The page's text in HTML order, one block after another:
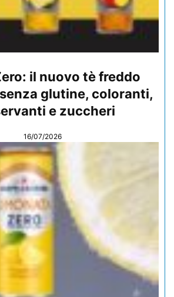
il nuovo tè freddo
senza glutine, coloranti,
e zuccheri
16/07/2026